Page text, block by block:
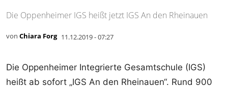
Die Oppenheimer IGS heißt jetzt IGS An den Rheinauen
von Chiara Forg 11.12.2019 - 07:27
Die Oppenheimer Integrierte Gesamtschule (IGS)
heißt ab sofort „IGS An den Rheinauen“. Rund 900